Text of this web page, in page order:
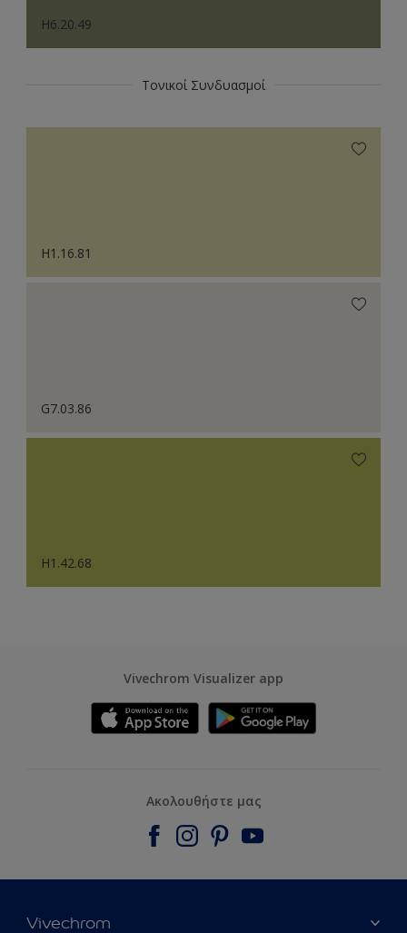
H6.20.49
Τονικοί Συνδυασμοί
H1.16.81
G7.03.86
H1.42.68
Vivechrom Visualizer app
Ακολουθήστε μας
Vivechrom